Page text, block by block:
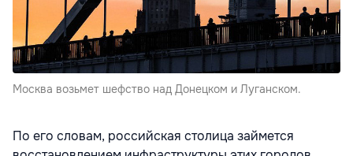
Москва возьмет шефство над Донецком и Луганском.
По его словам, российская столица займется